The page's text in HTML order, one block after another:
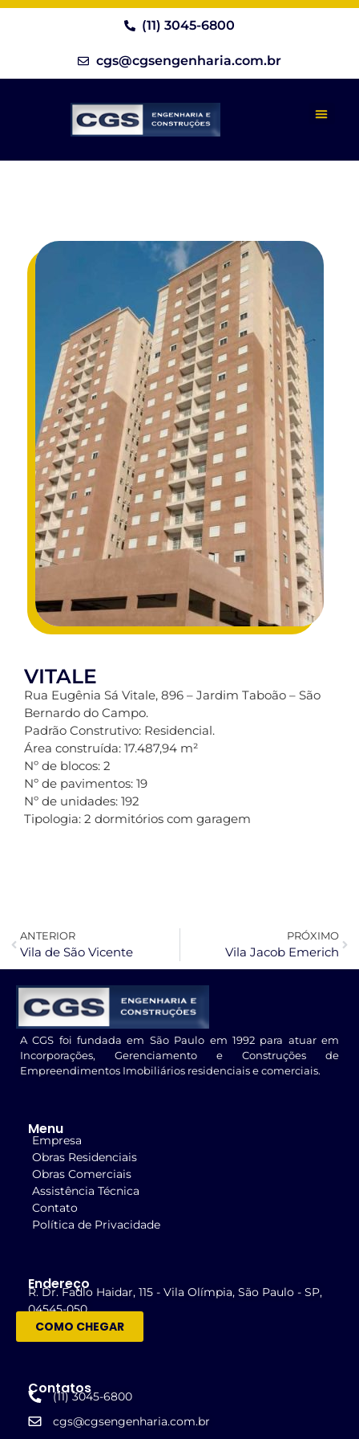
(11) 3045-6800
cgs@cgsengenharia.com.br
VITALE
Rua Eugênia Sá Vitale, 896 – Jardim Taboão – São
Bernardo do Campo.
Padrão Construtivo: Residencial.
Área construída: 17.487,94 m²
Nº de blocos: 2
Nº de pavimentos: 19
Nº de unidades: 192
Tipologia: 2 dormitórios com garagem
ANTERIOR
Vila de São Vicente
PRÓXIMO
Vila Jacob Emerich
A CGS foi fundada em São Paulo em 1992 para atuar em
Incorporações, Gerenciamento e Construções de
Empreendimentos Imobiliários residenciais e comerciais.
Menu
Empresa
Obras Residenciais
Obras Comerciais
Assistência Técnica
Contato
Política de Privacidade
Endereço
R. Dr. Fadlo Haidar, 115 - Vila Olímpia, São Paulo - SP,
04545-050
COMO CHEGAR
Contatos
(11) 3045-6800
cgs@cgsengenharia.com.br